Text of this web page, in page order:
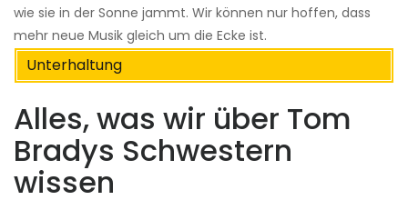
wie sie in der Sonne jammt. Wir können nur hoffen, dass
mehr neue Musik gleich um die Ecke ist.
Unterhaltung
Alles, was wir über Tom
Bradys Schwestern
wissen